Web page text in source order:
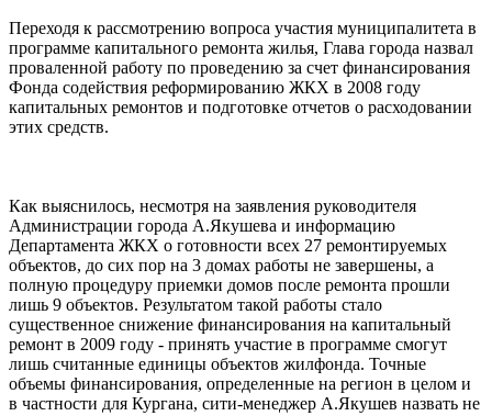
Переходя к рассмотрению вопроса участия муниципалитета в
программе капитального ремонта жилья, Глава города назвал
проваленной работу по проведению за счет финансирования
Фонда содействия реформированию ЖКХ в 2008 году
капитальных ремонтов и подготовке отчетов о расходовании
этих средств.
Как выяснилось, несмотря на заявления руководителя
Администрации города А.Якушева и информацию
Департамента ЖКХ о готовности всех 27 ремонтируемых
объектов, до сих пор на 3 домах работы не завершены, а
полную процедуру приемки домов после ремонта прошли
лишь 9 объектов. Результатом такой работы стало
существенное снижение финансирования на капитальный
ремонт в 2009 году - принять участие в программе смогут
лишь считанные единицы объектов жилфонда. Точные
объемы финансирования, определенные на регион в целом и
в частности для Кургана, сити-менеджер А.Якушев назвать не